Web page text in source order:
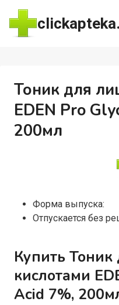
Перейти
содержимому
Тоник для
EDEN Pro
200мл
Форма выпуска:
Отпускается без
Купить Тоник
кислотами
Acid 7%,